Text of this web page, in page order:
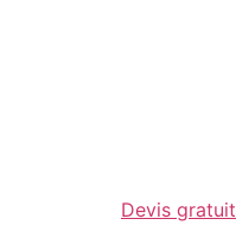
Devis gratuit